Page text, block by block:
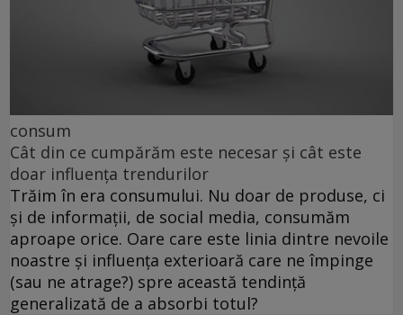
consum
Cât din ce cumpărăm este necesar și cât este
doar influența trendurilor
Trăim în era consumului. Nu doar de produse, ci
și de informații, de social media, consumăm
aproape orice. Oare care este linia dintre nevoile
noastre și influența exterioară care ne împinge
(sau ne atrage?) spre această tendință
generalizată de a absorbi totul?